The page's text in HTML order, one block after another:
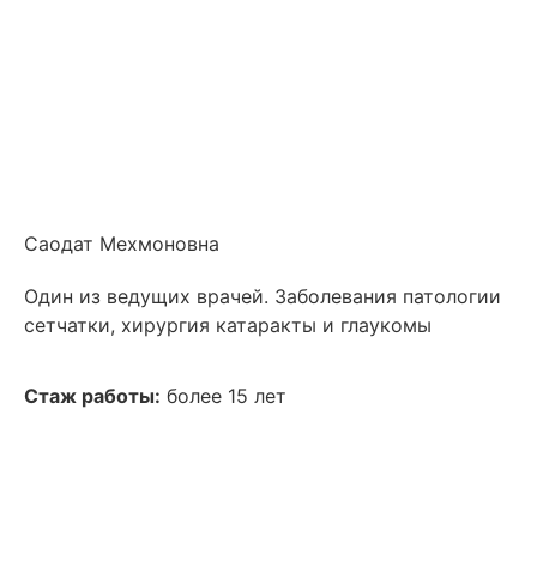
Саодат Мехмоновна
Один из ведущих врачей. Заболевания патологии
сетчатки, хирургия катаракты и глаукомы
Стаж работы: более 15 лет